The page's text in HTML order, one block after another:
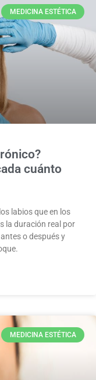
MEDICINA ESTÉTICA
cuánto
labios que en los
la duración real por
o después y
MEDICINA ESTÉTICA